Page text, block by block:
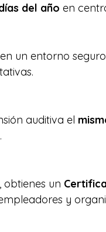
del año en
un entorno
auditiva el
.
un
y